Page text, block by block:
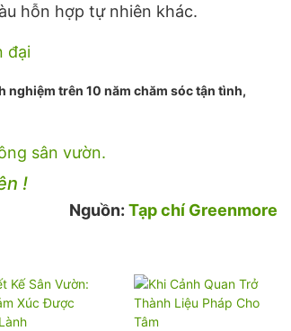
hỗn hợp tự nhiên khác.
đại
nghiệm trên 10 năm chăm sóc tận tình,
sân vườn.
!
Nguồn: Tạp chí Greenmore